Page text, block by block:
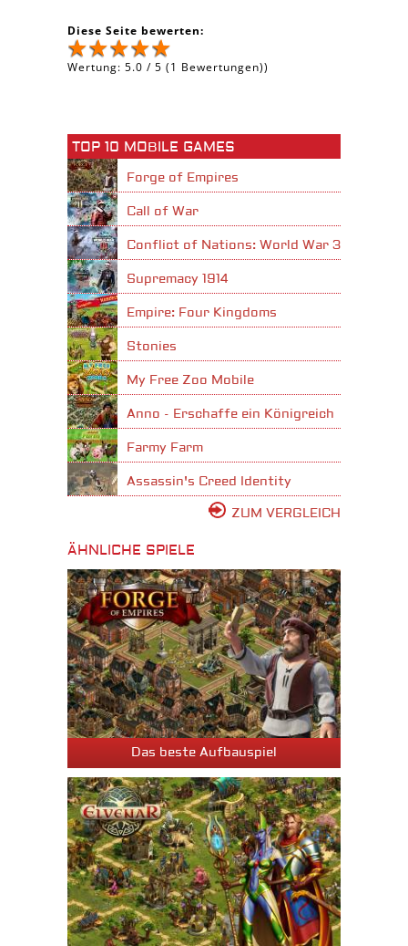
Diese Seite bewerten:
Wertung: 5.0 / 5 (1 Bewertungen))
TOP 10 MOBILE GAMES
Forge of Empires
Call of War
Conflict of Nations: World War 3
Supremacy 1914
Empire: Four Kingdoms
Stonies
My Free Zoo Mobile
Anno - Erschaffe ein Königreich
Farmy Farm
Assassin's Creed Identity
ZUM VERGLEICH
ÄHNLICHE SPIELE
Das beste Aufbauspiel